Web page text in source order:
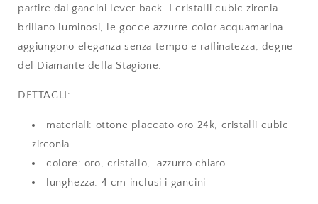
partire dai gancini lever back. I cristalli cubic zironia
brillano luminosi, le gocce azzurre color acquamarina
aggiungono eleganza senza tempo e raffinatezza, degne
del Diamante della Stagione.
DETTAGLI:
materiali: ottone placcato oro 24k, cristalli cubic
zirconia
colore: oro, cristallo, azzurro chiaro
lunghezza: 4 cm inclusi i gancini